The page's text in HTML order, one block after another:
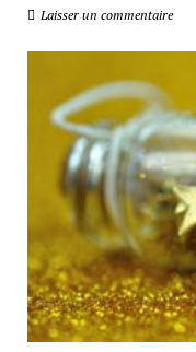
Laisser un commentaire